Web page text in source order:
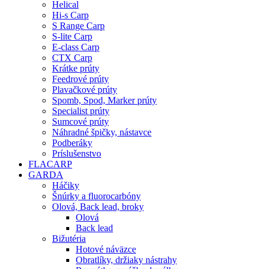
Helical
Hi-s Carp
S Range Carp
S-lite Carp
E-class Carp
CTX Carp
Krátke prúty
Feedrové prúty
Plavačkové prúty
Spomb, Spod, Marker prúty
Specialist prúty
Sumcové prúty
Náhradné špičky, nástavce
Podberáky
Príslušenstvo
FLACARP
GARDA
Háčiky
Šnúrky a fluorocarbóny
Olová, Back lead, broky
Olová
Back lead
Bižutéria
Hotové náväzce
Obratlíky, držiaky nástrahy